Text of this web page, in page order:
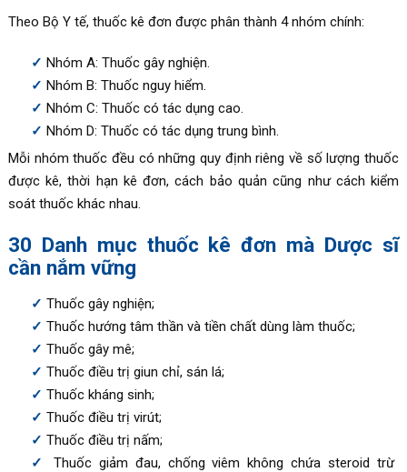
Theo Bộ Y tế, thuốc kê đơn được phân thành 4 nhóm chính:
Nhóm A: Thuốc gây nghiện.
Nhóm B: Thuốc nguy hiểm.
Nhóm C: Thuốc có tác dụng cao.
Nhóm D: Thuốc có tác dụng trung bình.
Mỗi nhóm thuốc đều có những quy định riêng về số lượng thuốc
được kê, thời hạn kê đơn, cách bảo quản cũng như cách kiểm
soát thuốc khác nhau.
30 Danh mục thuốc kê đơn mà Dược sĩ
cần nắm vững
Thuốc gây nghiện;
Thuốc hướng tâm thần và tiền chất dùng làm thuốc;
Thuốc gây mê;
Thuốc điều trị giun chỉ, sán lá;
Thuốc kháng sinh;
Thuốc điều trị virút;
Thuốc điều trị nấm;
Thuốc giảm đau, chống viêm không chứa steroid trừ